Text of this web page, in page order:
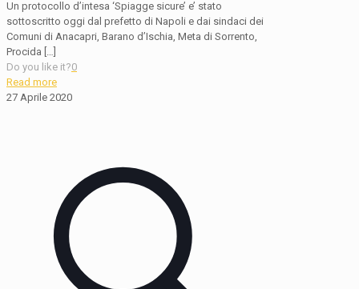
Un protocollo d’intesa ‘Spiagge sicure’ e’ stato
sottoscritto oggi dal prefetto di Napoli e dai sindaci dei
Comuni di Anacapri, Barano d’Ischia, Meta di Sorrento,
Procida
Do you like it?0
Read more
27 Aprile 2020